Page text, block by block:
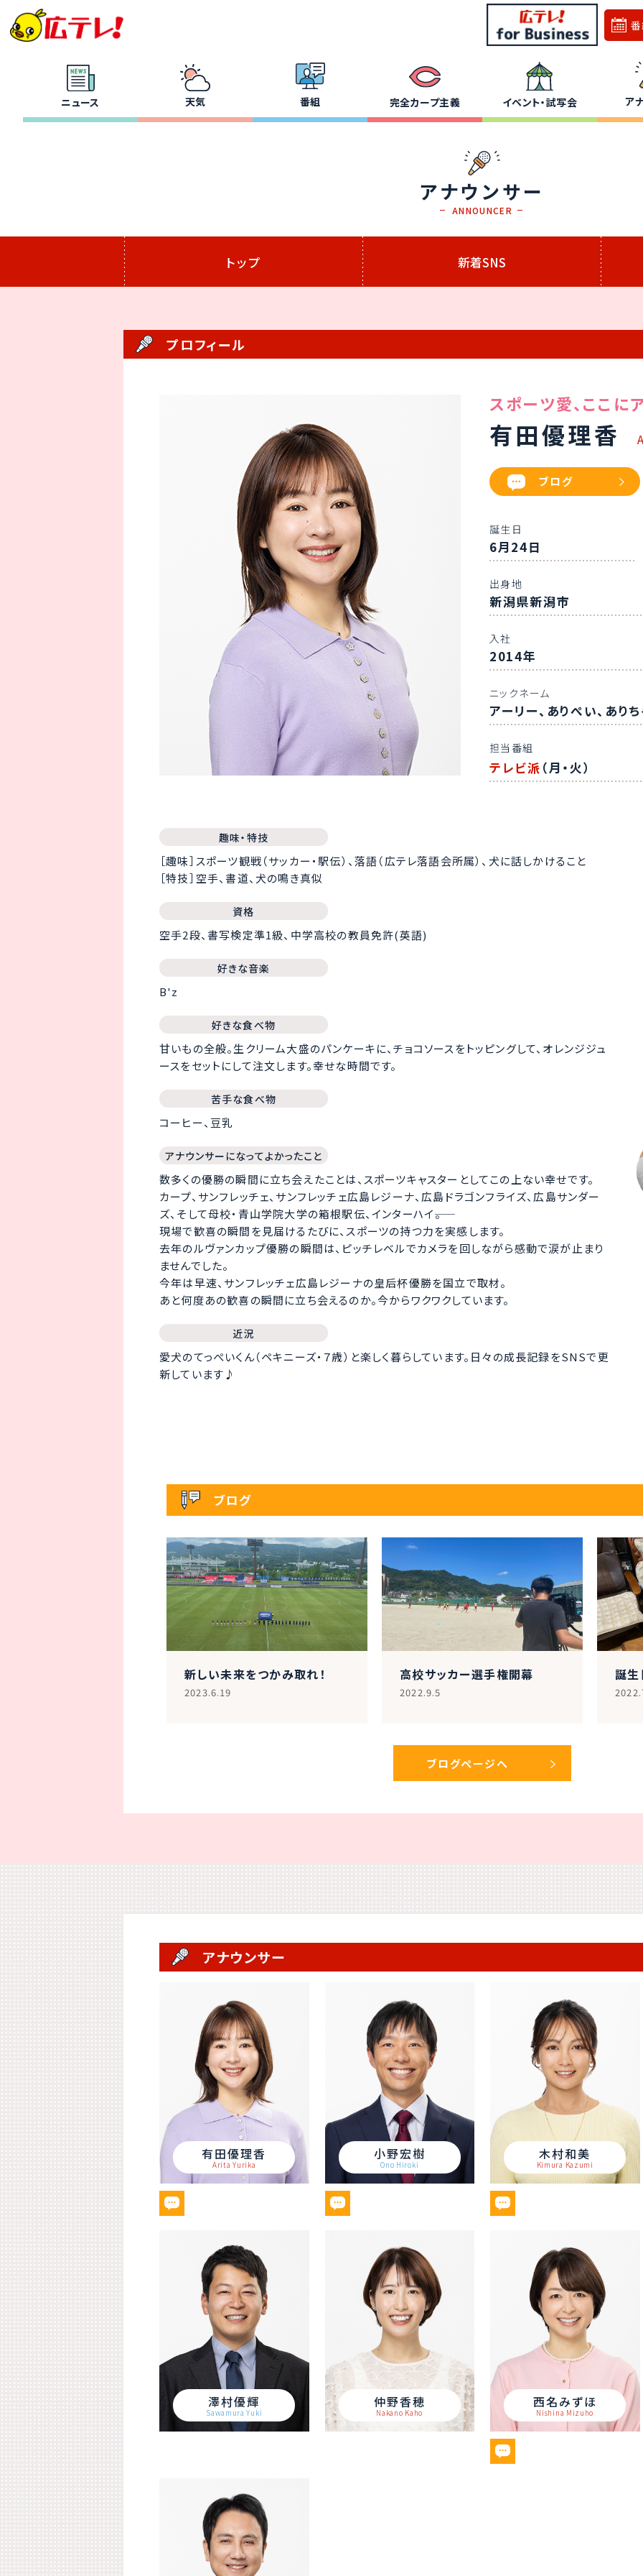
ニュース 天気 番組 完全カープ主義 イベント・試写会 ア
アナウンサー
ANNOUNCER
トップ 新着SNS
プロフィール
スポーツ愛、ここに
有田優理香
ブログ
誕生日
6月24日
出身地
新潟県新潟市
入社
2014年
ニックネーム
アーリー、ありぺい、あり
担当番組
テレビ派 （月・火）
趣味・特技
［趣味］スポーツ観戦（サッカー・駅伝）、落語（広テレ落語会所属）、犬に話しかけること
［特技］空手、書道、犬の鳴き真似
資格
空手2段、書写検定準1級、中学高校の教員免許(英語)
好きな音楽
B'z
好きな食べ物
甘いもの全般。生クリーム大盛のパンケーキに、チョコソースをトッピングして、オレンジジュ
ースをセットにして注文します。幸せな時間です。
苦手な食べ物
コーヒー、豆乳
アナウンサーになってよかったこと
数多くの優勝の瞬間に立ち会えたことは、スポーツキャスターとしてこの上ない幸せです。
カープ、サンフレッチェ、サンフレッチェ広島レジーナ、広島ドラゴンフライズ、広島サンダー
ズ、そして母校・青山学院大学の箱根駅伝、インターハイ――。
現場で歓喜の瞬間を見届けるたびに、スポーツの持つ力を実感します。
去年のルヴァンカップ優勝の瞬間は、ピッチレベルでカメラを回しながら感動で涙が止まり
ませんでした。
今年は早速、サンフレッチェ広島レジーナの皇后杯優勝を国立で取材。
あと何度あの歓喜の瞬間に立ち会えるのか。今からワクワクしています。
近況
愛犬のてっぺいくん（ペキニーズ・７歳）と楽しく暮らしています。日々の成長記録をSNSで更
新しています♪
ブログ
新しい未来をつかみ取れ！
2023.6.19
高校サッカー選手権開幕
2022.9.5
誕
ブログページへ
アナウンサー
有田優理香
Arita Yurika
小野宏樹
Ono Hiroki
木村和美
Kimura Kazumi
澤村優輝
Sawamura Yuki
仲野香穂
Nakano Kaho
西名みずほ
Nishina Mizuho